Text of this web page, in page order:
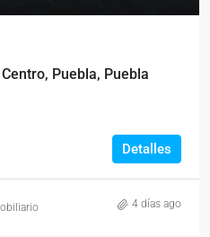
Puebla, Puebla
Detalles
4 días ago